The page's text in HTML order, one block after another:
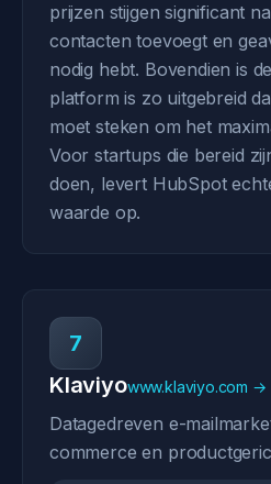
prijzen stijgen significant
contacten toevoegt en
nodig hebt. Bovendien is
platform is zo uitgebreid
moet steken om het
Voor startups die bereid
doen, levert HubSpot
waarde op.
7
Klaviyowww.klaviyo.com →
Datagedreven e-
commerce en